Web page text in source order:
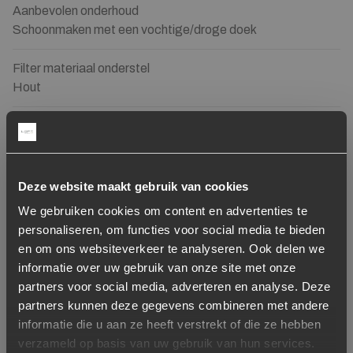
Deze website maakt gebruik van cookies
We gebruiken cookies om content en advertenties te
personaliseren, om functies voor social media te bieden
en om ons websiteverkeer te analyseren. Ook delen we
informatie over uw gebruik van onze site met onze
partners voor social media, adverteren en analyse. Deze
partners kunnen deze gegevens combineren met andere
informatie die u aan ze heeft verstrekt of die ze hebben
verzameld op basis van uw gebruik van hun services.
Aanbevolen onderhoud
Schoonmaken met een vochtige/droge doek
Filter materiaal onderstel
Hout
Onderhoud
Toevoegen aan verlanglijstje
Verwijderen van verlanglijst
Wood Care Kit Matt
Toevoegen aan
Verwijderen van verlanglijst
Zelfklevende Viltstrook –